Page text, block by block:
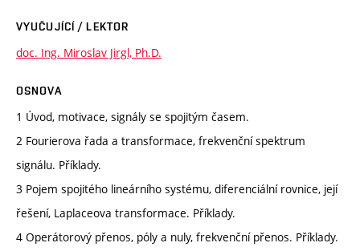
VYUČUJÍCÍ / LEKTOR
doc. Ing. Miroslav Jirgl, Ph.D.
OSNOVA
1 Úvod, motivace, signály se spojitým časem.
2 Fourierova řada a transformace, frekvenční spektrum
signálu. Příklady.
3 Pojem spojitého lineárního systému, diferenciální rovnice, její
řešení, Laplaceova transformace. Příklady.
4 Operátorový přenos, póly a nuly, frekvenční přenos. Příklady.